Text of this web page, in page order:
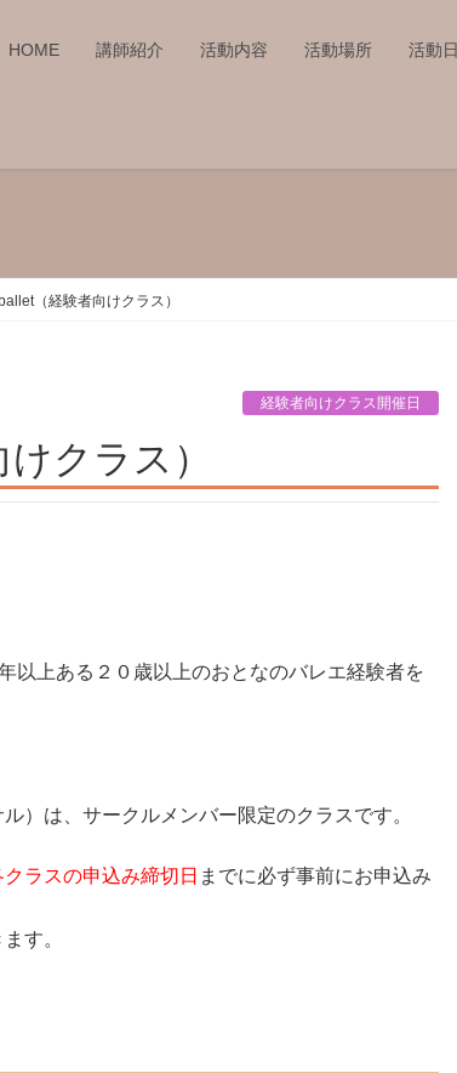
HOME 講師紹介 活動内容 活動場所 活動日
（経験者向けクラス）
経験者向けクラス開催日
クラス）
以上ある２０歳以上のおとなのバレエ経験者を
）は、サークルメンバー限定のクラスです。
ラスの申込み締切日 までに必ず事前にお申込み
す。